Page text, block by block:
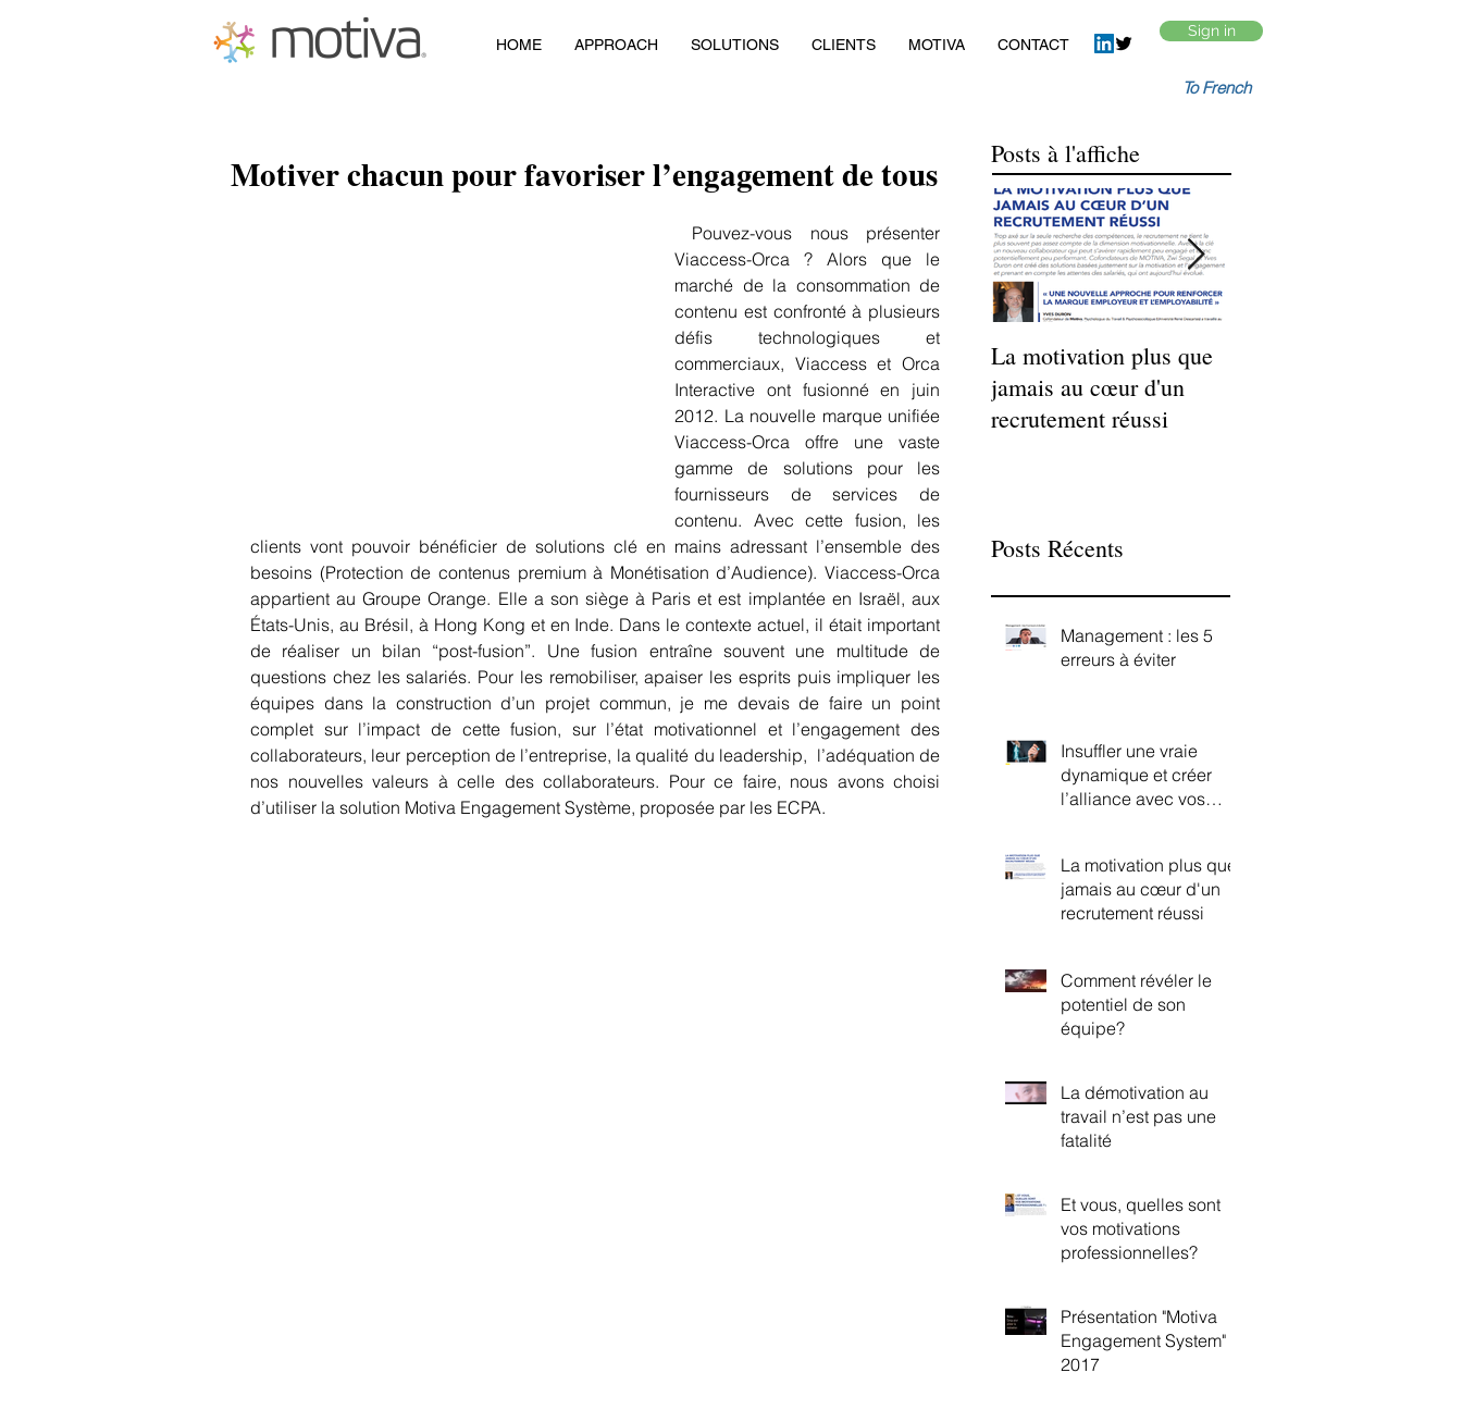
HOME APPROACH SOLUTIONS CLIENTS MOTIVA CONTACT
Sign in
To French
Motiver chacun pour favoriser l’engagement de tous
Viaccess-Orca ? Alors que le
marché de la consommation de
contenu est confronté à plusieurs
défis technologiques et
commerciaux, Viaccess et Orca
Interactive ont fusionné en juin
2012. La nouvelle marque unifiée
Viaccess-Orca offre une vaste
gamme de solutions pour les
fournisseurs de services de
contenu. Avec cette fusion, les
clients vont pouvoir bénéficier de solutions clé en mains adressant l’ensemble des
besoins (Protection de contenus premium à Monétisation d’Audience). Viaccess-Orca
appartient au Groupe Orange. Elle a son siège à Paris et est implantée en Israël, aux
États-Unis, au Brésil, à Hong Kong et en Inde. Dans le contexte actuel, il était important
de réaliser un bilan “post-fusion”. Une fusion entraîne souvent une multitude de
questions chez les salariés. Pour les remobiliser, apaiser les esprits puis impliquer les
équipes dans la construction d’un projet commun, je me devais de faire un point
complet sur l’impact de cette fusion, sur l’état motivationnel et l’engagement des
collaborateurs, leur perception de l’entreprise, la qualité du leadership,  l’adéquation de
nos nouvelles valeurs à celle des collaborateurs. Pour ce faire, nous avons choisi
d’utiliser la solution Motiva Engagement Système, proposée par les ECPA.
Posts à l'affiche
La motivation plus que
jamais au cœur d'un
recrutement réussi
Posts Récents
Management : les 5
erreurs à éviter
Insuffler une vraie
dynamique et créer
l’alliance avec vos
La motivation plus que
jamais au cœur d'un
recrutement réussi
Comment révéler le
potentiel de son
équipe?
La démotivation au
travail n’est pas une
fatalité
Et vous, quelles sont
vos motivations
professionnelles?
Présentation "Motiva
Engagement System"
2017